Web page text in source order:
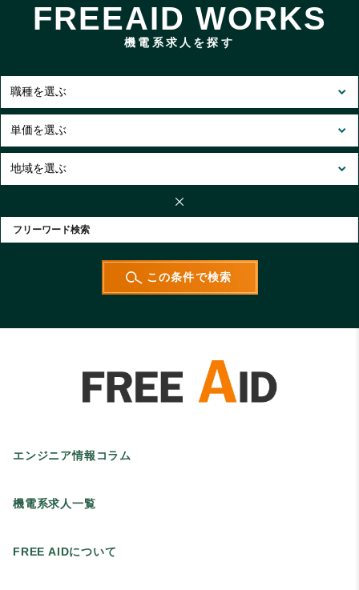
FREEAID WORKS
機電系求人を探す
エンジニア情報コラム
機電系求人一覧
FREE AIDについて